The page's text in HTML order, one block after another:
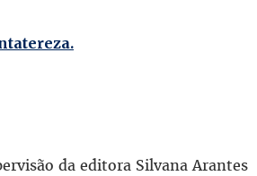
da editora Silvana Arantes